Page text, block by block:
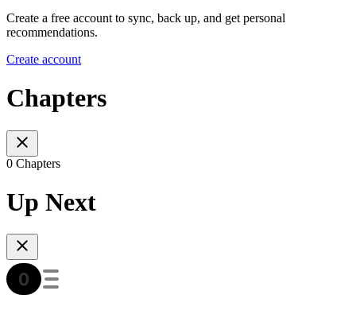
Create a free account to sync, back up, and get personal
recommendations.
Create account
Chapters
0 Chapters
Up Next